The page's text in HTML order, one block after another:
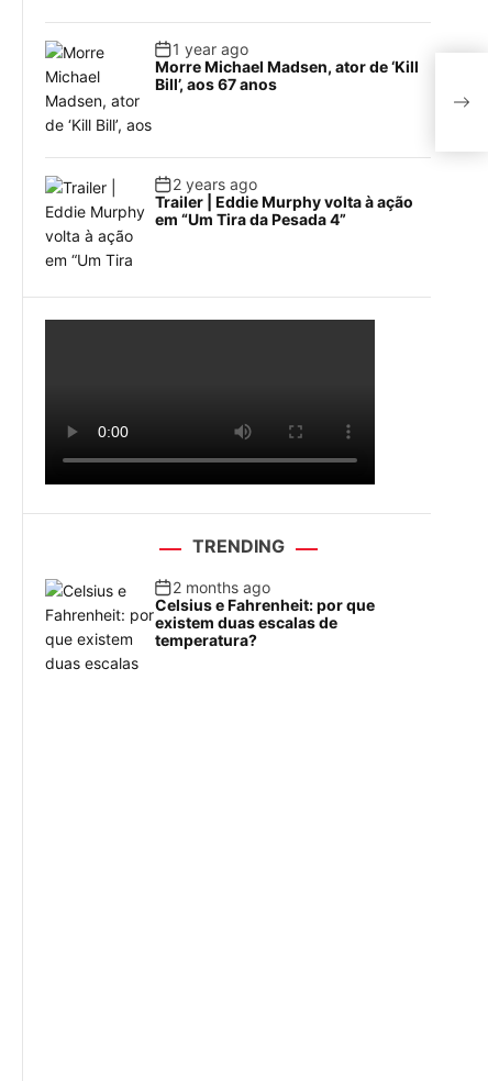
1 year ago
Morre Michael Madsen, ator de ‘Kill
Bill’, aos 67 anos
2 years ago
Trailer | Eddie Murphy volta à ação
em “Um Tira da Pesada 4”
TRENDING
2 months ago
Celsius e Fahrenheit: por que
existem duas escalas de
temperatura?